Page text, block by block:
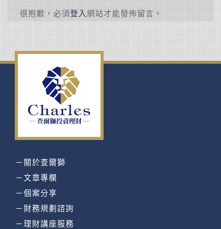
很抱歉，必須登入 網站才能發佈留言。
－關於查爾獅
－文章專欄
－個案分享
－財務規劃諮詢
－理財講座服務